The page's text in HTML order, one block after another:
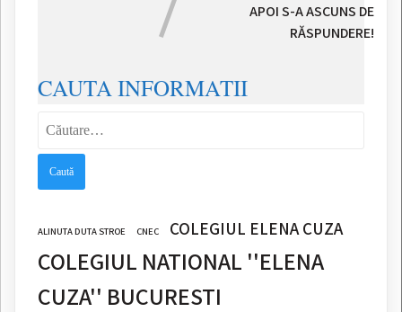
APOI S-A ASCUNS DE
RĂSPUNDERE!
CAUTA INFORMATII
ALINUTA DUTA STROE CNEC COLEGIUL ELENA CUZA
COLEGIUL NATIONAL ''ELENA
CUZA'' BUCURESTI